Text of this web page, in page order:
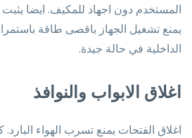
المستخدم دون اجهاد للمكيف. ايضا يثبت
يمنع تشغيل الجهاز باقصى طاقة
الداخلية في حالة جيدة.
اغلاق الابواب والنوافذ
اغلاق الفتحات يمنع تسرب الهواء